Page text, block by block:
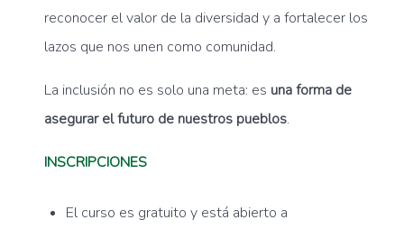
reconocer el valor de la diversidad y a fortalecer los
lazos que nos unen como comunidad.
La inclusión no es solo una meta: es una forma de
asegurar el futuro de nuestros pueblos.
INSCRIPCIONES
El curso es gratuito y está abierto a